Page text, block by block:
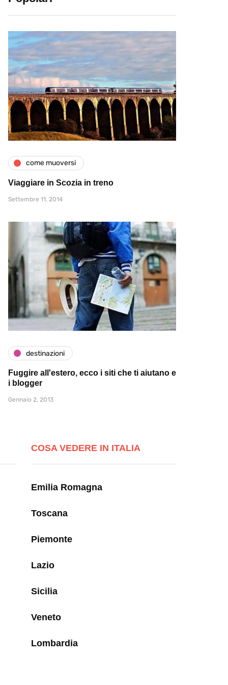
come muoversi
Viaggiare in Scozia in treno
Settembre 11, 2014
destinazioni
Fuggire all'estero, ecco i siti che ti aiutano e
i blogger
Gennaio 2, 2013
COSA VEDERE IN ITALIA
Emilia Romagna
Toscana
Piemonte
Lazio
Sicilia
Veneto
Lombardia